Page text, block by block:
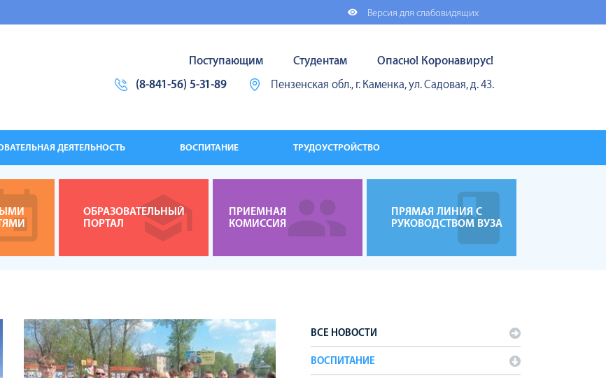
Версия для слабовидящих
Поступающим Студентам
Опасно! Коронавирус!
(8-841-56) 5-31-89
Пензенская обл., г. Каменка, ул. Садовая, д. 43.
ДЕЯТЕЛЬНОСТЬ ВОСПИТАНИЕ ТРУДОУСТРОЙСТВО
ОБРАЗОВАТЕЛЬНЫЙ
ПОРТАЛ
ПРИЕМНАЯ
КОМИССИЯ
ПРЯМАЯ ЛИНИЯ С
РУКОВОДСТВОМ ВУЗА
ВСЕ НОВОСТИ
ВОСПИТАНИЕ